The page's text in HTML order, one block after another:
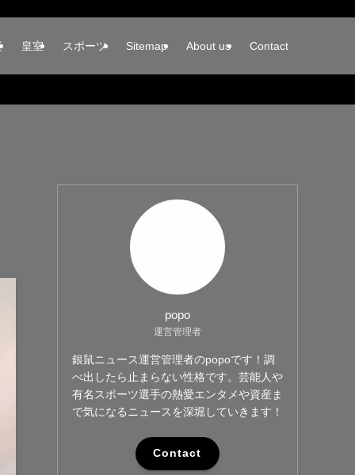
皇室 スポーツ Sitemap About us Contact
popo
運営管理者
銀鼠ニュース運営管理者のpopoです！調
べ出したら止まらない性格です。芸能人や
有名スポーツ選手の熱愛エンタメや資産ま
で気になるニュースを深堀していきます！
Contact